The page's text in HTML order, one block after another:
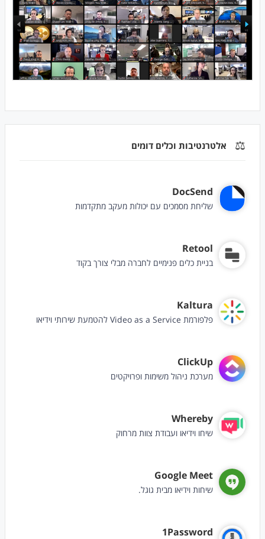
⚖️ אלטרנטיבות וכלים דומים
DocSend
שליחת מסמכים עם יכולות מעקב מתקדמות
Retool
בניית כלים פנימיים לחברה מבלי צורך בקוד
Kaltura
פלפורמת Video as a Service להטמעת שירותי וידיאו
ClickUp
מערכת ניהול משימות ופרויקטים
Whereby
שיחו וידיאו ועבודת צוות מרחוק
Google Meet
שיחות וידיאו מבית גוגל.
1Password